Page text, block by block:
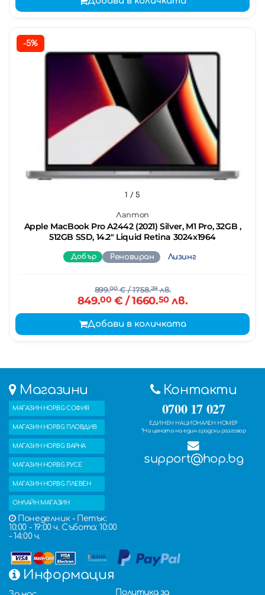
-5%
Лаптоп
Apple MacBook Pro A2442 (2021) Silver, M1 Pro, 32GB ,
512GB SSD, 14.2" Liquid Retina 3024x1964
1 / 5
Добър Реновиран Лизинг
899.00€/ 1758.29лв.
849.00€ / 1660.50лв.
Добави в количката
Магазини
МАГАЗИН HOP.BG СОФИЯ
МАГАЗИН HOP.BG ПЛОВДИВ
МАГАЗИН HOP.BG ВАРНА
МАГАЗИН HOP.BG РУСЕ
МАГАЗИН HOP.BG ПЛЕВЕН
ОНЛАЙН МАГАЗИН
Понеделник - Петък:
10:00 - 19:00 ч. Събота: 10:00
- 14:00 ч.
Контакти
0700 17 027
ЕДИНЕН НАЦИОНАЛЕН НОМЕР
*На цената на един градски разговор
support@hop.bg
Информация
Политика за